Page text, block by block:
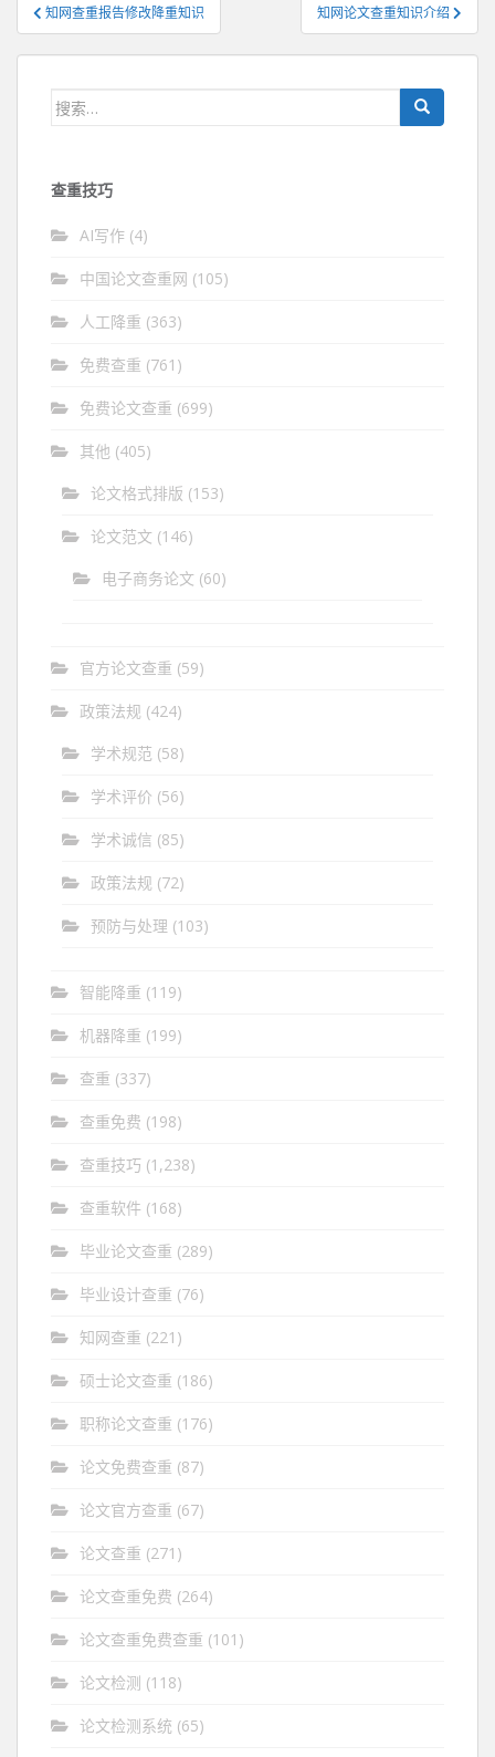
章
导
知网查重报告修改降重知识 知网论文查重知识介绍
搜
查重技巧
AI写作 (4)
中国论文查重网 (105)
人工降重 (363)
免费查重 (761)
免费论文查重 (699)
其他 (405)
论文格式排版 (153)
论文范文 (146)
电子商务论文 (60)
官方论文查重 (59)
政策法规 (424)
学术规范 (58)
学术评价 (56)
学术诚信 (85)
政策法规 (72)
预防与处理 (103)
智能降重 (119)
机器降重 (199)
查重 (337)
查重免费 (198)
查重技巧 (1,238)
查重软件 (168)
毕业论文查重 (289)
毕业设计查重 (76)
知网查重 (221)
硕士论文查重 (186)
职称论文查重 (176)
论文免费查重 (87)
论文官方查重 (67)
论文查重 (271)
论文查重免费 (264)
论文查重免费查重 (101)
论文检测 (118)
论文检测系统 (65)